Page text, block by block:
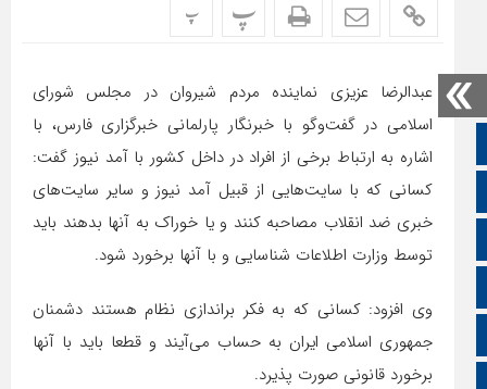
تالار گفتمان
اپلیکیشن سایت
پ پ
عبدالرضا عزیزی نماینده مردم شیروان در مجلس شورای
اسلامی در گفت‌وگو با خبرنگار پارلمانی خبرگزاری فارس، با
اشاره به ارتباط برخی از افراد در داخل کشور با آ‌مد نیوز گفت:
کسانی که با سایت‌هایی از قبیل آمد نیوز و سایر سایت‌های
خبری ضد انقلاب مصاحبه کنند و یا خوراک به آنها بدهند باید
توسط وزارت اطلاعات شناسایی و با آنها برخورد شود.
وی افزود: کسانی که به فکر براندازی نظام هستند دشمنان
جمهوری اسلامی ایران به حساب می‌آیند و قطعا باید با آنها
برخورد قانونی صورت پذیرد.